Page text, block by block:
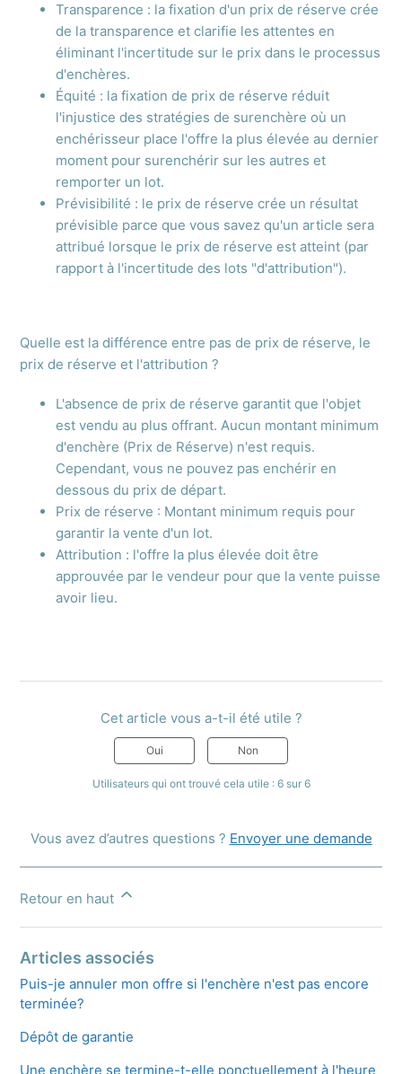
Transparence : la fixation d'un prix de réserve crée
de la transparence et clarifie les attentes en
éliminant l'incertitude sur le prix dans le processus
d'enchères.
Équité : la fixation de prix de réserve réduit
l'injustice des stratégies de surenchère où un
enchérisseur place l'offre la plus élevée au dernier
moment pour surenchérir sur les autres et
remporter un lot.
Prévisibilité : le prix de réserve crée un résultat
prévisible parce que vous savez qu'un article sera
attribué lorsque le prix de réserve est atteint (par
rapport à l'incertitude des lots "d'attribution").
Quelle est la différence entre pas de prix de réserve, le
prix de réserve et l'attribution ?
L'absence de prix de réserve garantit que l'objet
est vendu au plus offrant. Aucun montant minimum
d'enchère (Prix de Réserve) n'est requis.
Cependant, vous ne pouvez pas enchérir en
dessous du prix de départ.
Prix de réserve : Montant minimum requis pour
garantir la vente d'un lot.
Attribution : l'offre la plus élevée doit être
approuvée par le vendeur pour que la vente puisse
avoir lieu.
Cet article vous a-t-il été utile ?
Oui Non
Utilisateurs qui ont trouvé cela utile : 6 sur 6
Vous avez d’autres questions ? Envoyer une demande
Retour en haut
Articles associés
Puis-je annuler mon offre si l'enchère n'est pas encore
terminée?
Dépôt de garantie
Une enchère se termine-t-elle ponctuellement à l'heure